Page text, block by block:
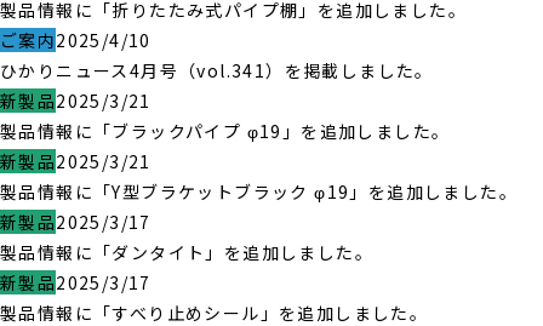
製品情報に「折りたたみ式パイプ棚」を追加しました。
ご案内2025/4/10
ひかりニュース4月号（vol.341）を掲載しました。
新製品2025/3/21
製品情報に「ブラックパイプ φ19」を追加しました。
新製品2025/3/21
製品情報に「Y型ブラケットブラック φ19」を追加しました。
新製品2025/3/17
製品情報に「ダンタイト」を追加しました。
新製品2025/3/17
製品情報に「すべり止めシール」を追加しました。